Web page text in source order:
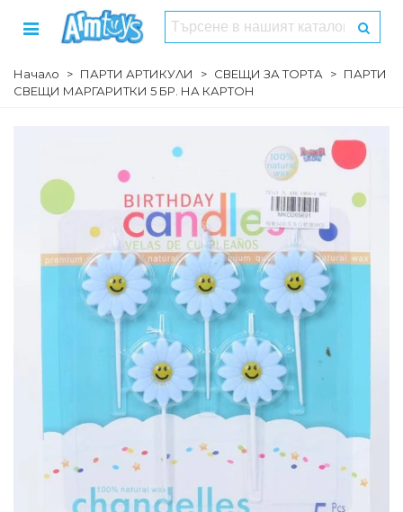
Начало > ПАРТИ АРТИКУЛИ > СВЕЩИ ЗА ТОРТА > ПАРТИ
СВЕЩИ МАРГАРИТКИ 5 БР. НА КАРТОН